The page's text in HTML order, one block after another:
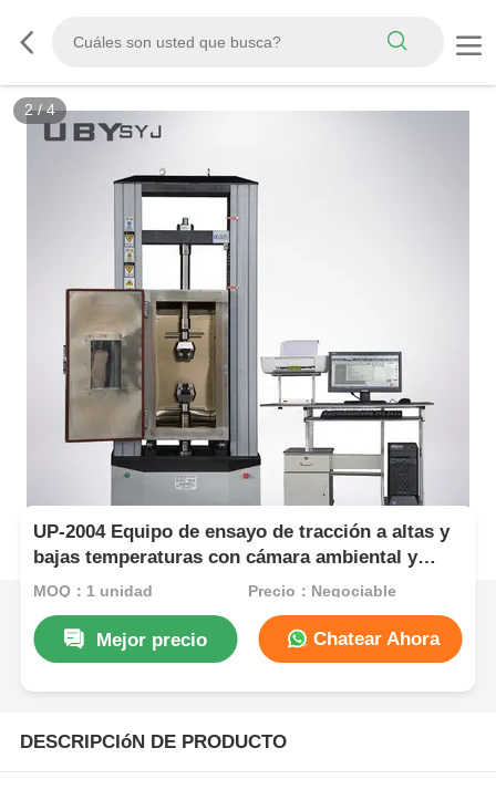
3/4
UP-2004 Equipo de ensayo de tracción a altas y
bajas temperaturas con cámara ambiental y
fuerza máxima de ensayo de 10KN
MOQ：1 unidad Precio：Negociable
Mejor precio Chatear Ahora
DESCRIPCIóN DE PRODUCTO